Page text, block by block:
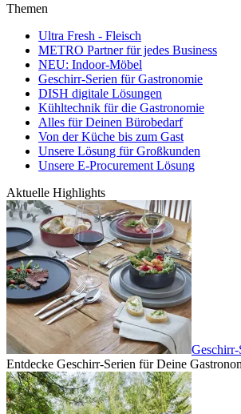
Themen
Ultra Fresh - Fleisch
METRO Partner für jedes Business
NEU: Indoor-Möbel
Geschirr-Serien für Gastronomie
DISH digitale Lösungen
Kühltechnik für die Gastronomie
Alles für Deinen Bürobedarf
Von der Küche bis zum Gast
Unsere Lösung für Großkunden
Unsere E-Procurement Lösung
Aktuelle Highlights
Geschirr-
Entdecke Geschirr-Serien für Deine